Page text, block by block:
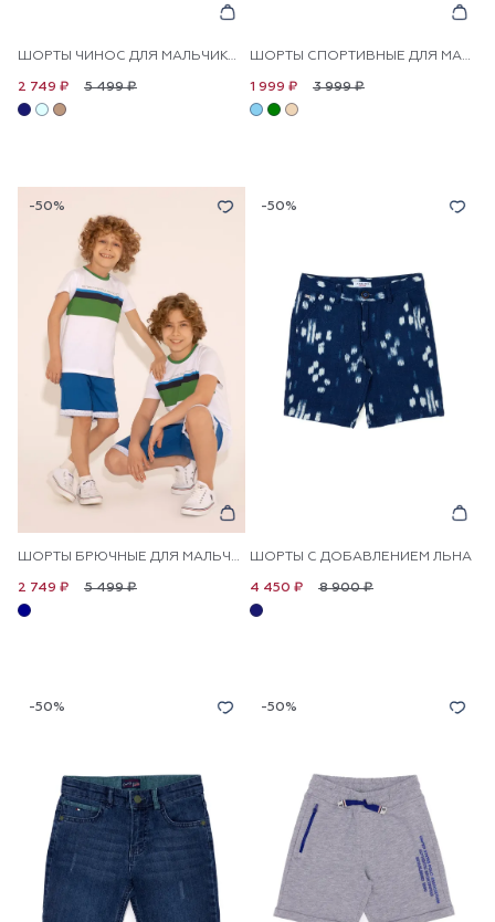
ШОРТЫ ЧИНОС ДЛЯ МАЛЬЧИКОВ
5 499 ₽
2 749 ₽
ШОРТЫ СПОРТИВНЫЕ ДЛЯ МАЛЬЧИКОВ
3 999 ₽
1 999 ₽
-50%
ШОРТЫ БРЮЧНЫЕ ДЛЯ МАЛЬЧИКОВ
5 499 ₽
2 749 ₽
-50%
ШОРТЫ С ДОБАВЛЕНИЕМ ЛЬНА
8 900 ₽
4 450 ₽
-50% -50%